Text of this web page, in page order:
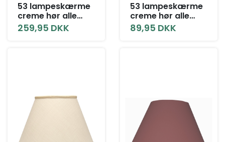
53 lampeskærme
creme hør alle
størrelser med låg
259,95 DKK
53 lampeskærme
creme hør alle
størrelser uden
låg
89,95 DKK